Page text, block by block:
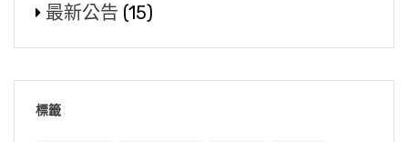
最新公告 (15)
標籤